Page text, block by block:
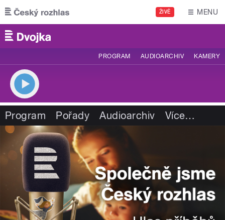
Přejít k hlavnímu obsahu
ŽIVĚ MENU
PROGRAM AUDIOARCHIV KAMERY
Program Pořady Audioarchiv Více…